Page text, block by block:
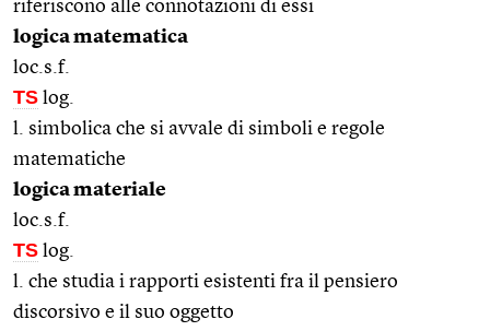
riferiscono alle connotazioni di essi
logica matematica
loc.s.f.
TS log.
l. simbolica che si avvale di simboli e regole
matematiche
logica materiale
loc.s.f.
TS log.
l. che studia i rapporti esistenti fra il pensiero
discorsivo e il suo oggetto